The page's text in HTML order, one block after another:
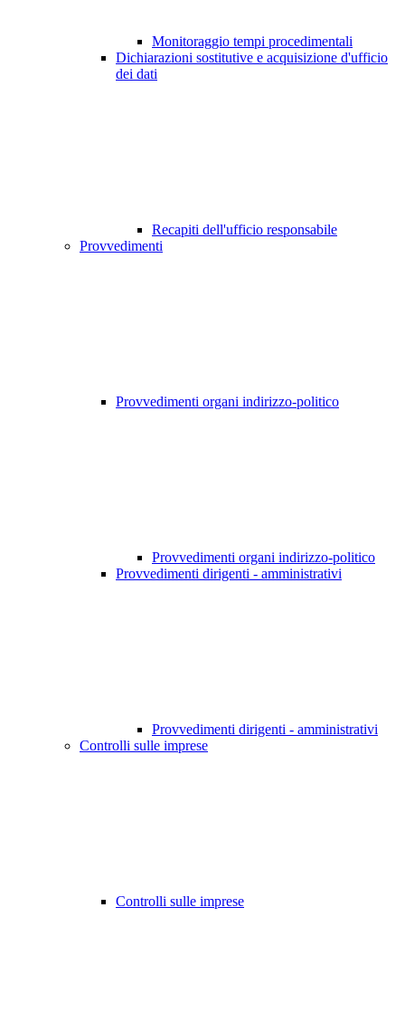
Monitoraggio tempi procedimentali
Dichiarazioni sostitutive e acquisizione d'ufficio
dei dati
Recapiti dell'ufficio responsabile
Provvedimenti
Provvedimenti organi indirizzo-politico
Provvedimenti organi indirizzo-politico
Provvedimenti dirigenti - amministrativi
Provvedimenti dirigenti - amministrativi
Controlli sulle imprese
Controlli sulle imprese